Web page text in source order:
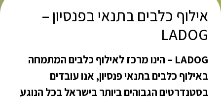
אילוף כלבים בתנאי בפנסיון –
LADOG
LADOG – הינו מרכז לאילוף כלבים המתמחה
באילוף כלבים בתנאי פנסיון, אנו עובדים
בסטנדרטים הגבוהים ביותר בישראל בכל הנוגע